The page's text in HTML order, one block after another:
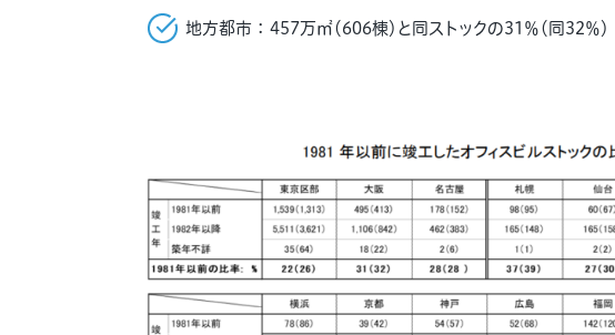
地方都市 ： 457万㎡（606棟）と同ストックの31％（同32％）